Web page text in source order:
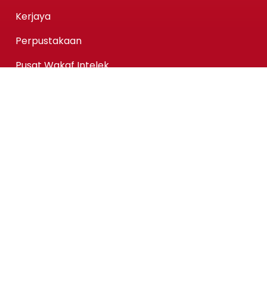
Kerjaya
Perpustakaan
Pusat Wakaf Intelek